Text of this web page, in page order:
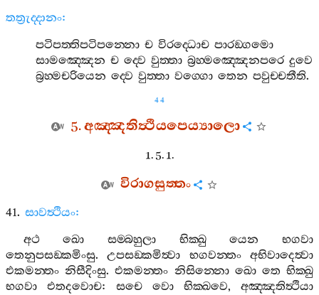
තත්‍රුද‍්දානං:
පටිපත‍්තිපටිපන‍්නො ච විරද‍්ධොච පාරඞ‍්ගමො
සාමඤ‍්ඤෙන ච ද‍්වෙ වුත‍්තා බ්‍රහ‍්මඤ‍්ඤෙනපරෙ දුවෙ
බ්‍රහ‍්මචරියෙන ද‍්වෙ වුත‍්තා වග‍්ගො තෙන පවුච‍්චතීති.
44
5.අඤ‍්ඤතිත්‍ථියපෙය්‍යාලො
1. 5. 1.
විරාගසුත‍්තං
41. සාවත්‍ථියං:
අථ
ඛො සම‍්බහුලා භික‍්ඛු යෙන
භගවා
තෙනුපසඞ‍්කමිංසු.උපසඞ‍්කමිත්‍වා භගවන‍්තං
අභිවාදෙත්‍වා
එකමන‍්තං නිසීදිංසු.එකමන‍්තං නිසින‍්නො ඛො තෙ භික‍්ඛු
භගවා
එතදවොච: සචෙ වො භික‍්ඛවෙ, අඤ‍්ඤතිත්‍ථියා